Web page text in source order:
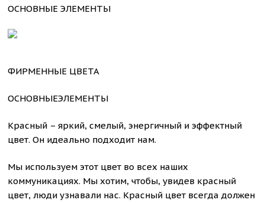
ОСНОВНЫЕ ЭЛЕМЕНТЫ
ФИРМЕННЫЕ ЦВЕТА
ОСНОВНЫЕЭЛЕМЕНТЫ
Красный – яркий, смелый, энергичный и эффектный
цвет. Он идеально подходит нам.
Мы используем этот цвет во всех наших
коммуникациях. Мы хотим, чтобы, увидев красный
цвет, люди узнавали нас. Красный цвет всегда должен